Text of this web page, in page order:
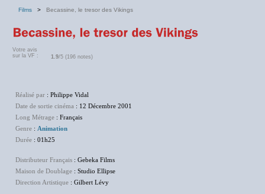
Films > Becassine, le tresor des Vikings
Votre avis
sur la VF :
1.9/5 (196 notes)
Réalisé par : Philippe Vidal
Date de sortie cinéma : 12 Décembre 2001
Long Métrage : Français
Genre : Animation
Durée : 01h25
Distributeur Français : Gebeka Films
Maison de Doublage : Studio Ellipse
Direction Artistique : Gilbert Lévy